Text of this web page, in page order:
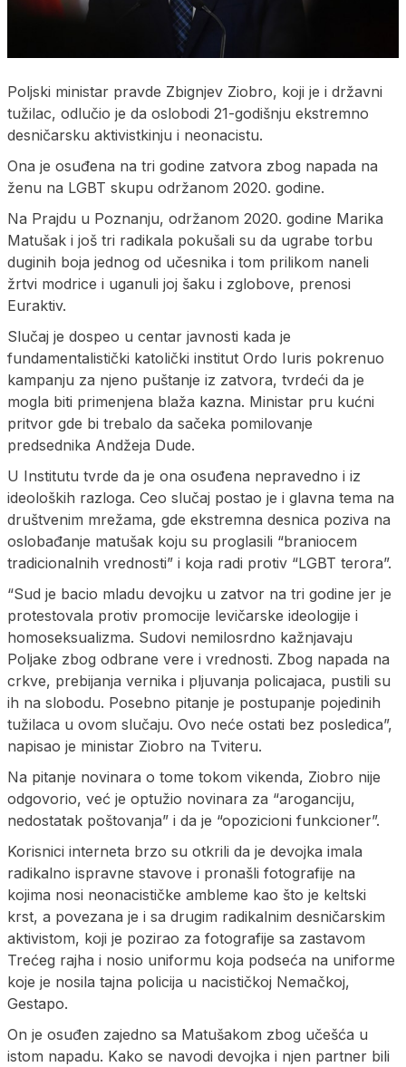
Poljski ministar pravde Zbignjev Ziobro, koji je i državni
tužilac, odlučio je da oslobodi 21-godišnju ekstremno
desničarsku aktivistkinju i neonacistu.
Ona je osuđena na tri godine zatvora zbog napada na
ženu na LGBT skupu održanom 2020. godine.
Na Prajdu u Poznanju, održanom 2020. godine Marika
Matušak i još tri radikala pokušali su da ugrabe torbu
duginih boja jednog od učesnika i tom prilikom naneli
žrtvi modrice i uganuli joj šaku i zglobove, prenosi
Euraktiv.
Slučaj je dospeo u centar javnosti kada je
fundamentalistički katolički institut Ordo Iuris pokrenuo
kampanju za njeno puštanje iz zatvora, tvrdeći da je
mogla biti primenjena blaža kazna. Ministar pru kućni
pritvor gde bi trebalo da sačeka pomilovanje
predsednika Andžeja Dude.
U Institutu tvrde da je ona osuđena nepravedno i iz
ideoloških razloga. Ceo slučaj postao je i glavna tema na
društvenim mrežama, gde ekstremna desnica poziva na
oslobađanje matušak koju su proglasili “braniocem
tradicionalnih vrednosti” i koja radi protiv “LGBT terora”.
“Sud je bacio mladu devojku u zatvor na tri godine jer je
protestovala protiv promocije levičarske ideologije i
homoseksualizma. Sudovi nemilosrdno kažnjavaju
Poljake zbog odbrane vere i vrednosti. Zbog napada na
crkve, prebijanja vernika i pljuvanja policajaca, pustili su
ih na slobodu. Posebno pitanje je postupanje pojedinih
tužilaca u ovom slučaju. Ovo neće ostati bez posledica”,
napisao je ministar Ziobro na Tviteru.
Na pitanje novinara o tome tokom vikenda, Ziobro nije
odgovorio, već je optužio novinara za “aroganciju,
nedostatak poštovanja” i da je “opozicioni funkcioner”.
Korisnici interneta brzo su otkrili da je devojka imala
radikalno ispravne stavove i pronašli fotografije na
kojima nosi neonacističke ambleme kao što je keltski
krst, a povezana je i sa drugim radikalnim desničarskim
aktivistom, koji je pozirao za fotografije sa zastavom
Trećeg rajha i nosio uniformu koja podseća na uniforme
koje je nosila tajna policija u nacističkoj Nemačkoj,
Gestapo.
On je osuđen zajedno sa Matušakom zbog učešća u
istom napadu. Kako se navodi devojka i njen partner bili